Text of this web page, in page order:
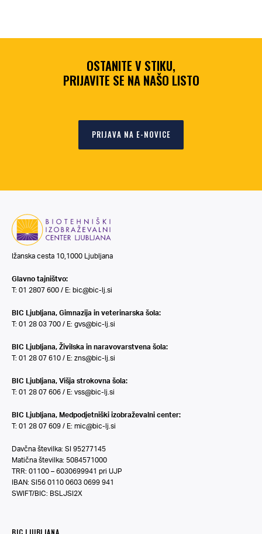
OSTANITE V STIKU,
PRIJAVITE SE NA NAŠO LISTO
PRIJAVA NA E-NOVICE
Ižanska cesta 10,1000 Ljubljana
Glavno tajništvo:
T: 01 2807 600 / E: bic@bic-lj.si
BIC Ljubljana, Gimnazija in veterinarska šola:
T: 01 28 03 700 / E: gvs@bic-lj.si
BIC Ljubljana, Živilska in naravovarstvena šola:
T: 01 28 07 610 / E: zns@bic-lj.si
BIC Ljubljana, Višja strokovna šola:
T: 01 28 07 606 / E: vss@bic-lj.si
BIC Ljubljana, Medpodjetniški izobraževalni center:
T: 01 28 07 609 / E: mic@bic-lj.si
Davčna številka: SI 95277145
Matična številka: 5084571000
TRR: 01100 – 6030699941 pri UJP
IBAN: SI56 0110 0603 0699 941
SWIFT/BIC: BSLJSI2X
BIC LJUBLJANA